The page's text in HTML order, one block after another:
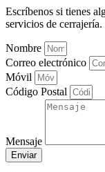
Escríbenos si tienes
servicios de cerrajería.
Nombre
Correo electrónico
Móvil
Código Postal
Mensaje
Enviar